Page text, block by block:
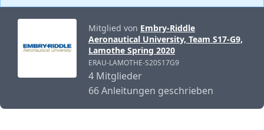
Mitglied von Embry-Riddle
Aeronautical University, Team S17-G9,
Lamothe Spring 2020
ERAU-LAMOTHE-S20S17G9
4 Mitglieder
66 Anleitungen geschrieben